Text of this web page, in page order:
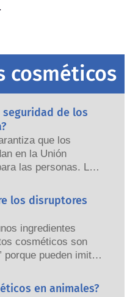
cosméticos
seguridad de los
que los
en la Unión
las personas. Las
reguladoras
la
de garantizar la
cosméticos.
los disruptores
ingredientes
cosméticos son
porque pueden imitar
de nuestras
algo pueda imitar
en animales?